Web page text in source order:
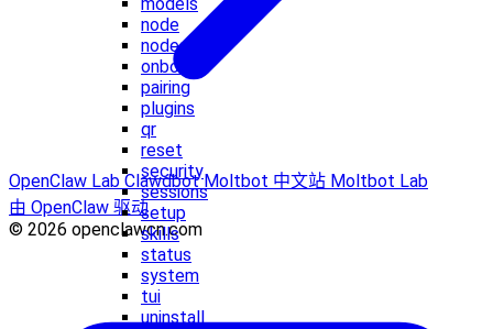
node
nodes
onboard
pairing
plugins
qr
reset
security
sessions
setup
skills
status
system
tui
uninstall
OpenClaw LabClawdbotMoltbot 中文站 Moltbot Lab
由 OpenClaw 驱动
© 2026 openclawcn.com